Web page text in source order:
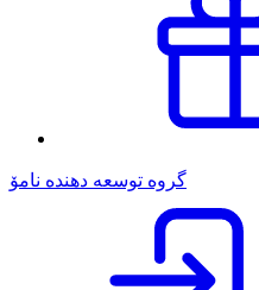
گروه توسعه دهنده نامۆ